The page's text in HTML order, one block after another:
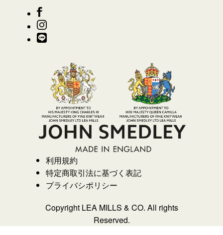
利用規約
特定商取引法に基づく表記
プライバシポリシー
Copyright LEA MILLS & CO. All rights
Reserved.